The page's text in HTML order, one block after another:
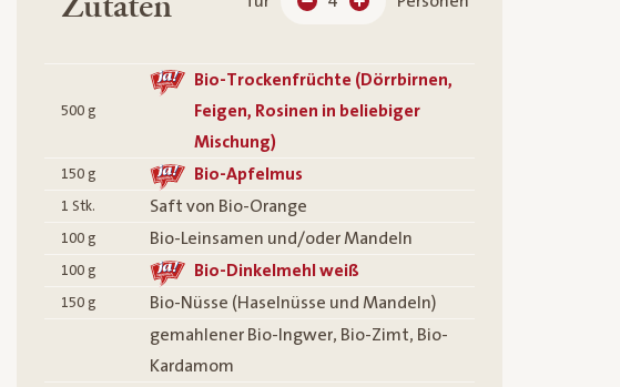
500 g
Bio-Trockenfrüchte (Dörrbirnen,
Feigen, Rosinen in beliebiger
Mischung)
150 g Bio-Apfelmus
1 Stk. Saft von Bio-Orange
100 g Bio-Leinsamen und/oder Mandeln
100 g Bio-Dinkelmehl weiß
150 g
Bio-Nüsse (Haselnüsse und Mandeln)
gemahlener Bio-Ingwer, Bio-Zimt, Bio-
Kardamom